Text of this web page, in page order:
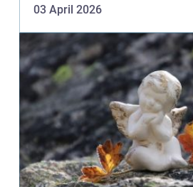
Fælle...
03 April 2026